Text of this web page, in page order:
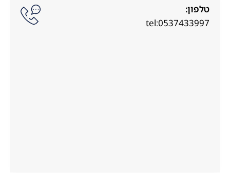
טלפון:
tel:0537433997